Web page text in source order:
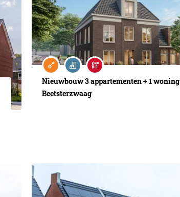
Nieuwbouw 3 appartementen + 1 woning
Beetsterzwaag